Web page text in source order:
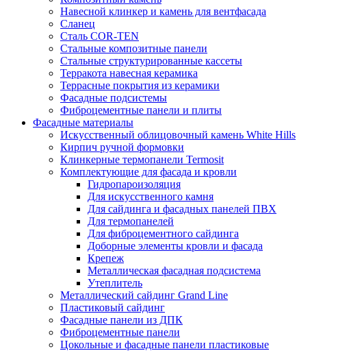
Навесной клинкер и камень для вентфасада
Сланец
Сталь COR-TEN
Стальные композитные панели
Стальные структурированные кассеты
Терракота навесная керамика
Террасные покрытия из керамики
Фасадные подсистемы
Фиброцементные панели и плиты
Фасадные материалы
Искусственный облицовочный камень White Hills
Кирпич ручной формовки
Клинкерные термопанели Termosit
Комплектующие для фасада и кровли
Гидропароизоляция
Для искусственного камня
Для сайдинга и фасадных панелей ПВХ
Для термопанелей
Для фиброцементного сайдинга
Доборные элементы кровли и фасада
Крепеж
Металлическая фасадная подсистема
Утеплитель
Металлический сайдинг Grand Line
Пластиковый сайдинг
Фасадные панели из ДПК
Фиброцементные панели
Цокольные и фасадные панели пластиковые